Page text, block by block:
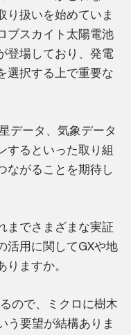
り扱いを始めていま
ブスカイト太陽電池
登場しており、発電
選択する上で重要な
データ、気象データ
するといった取り組
ながることを期待し
までさまざまな実証
活用に関してGXや地
ますか。
ので、ミクロに樹木
う要望が結構ありま